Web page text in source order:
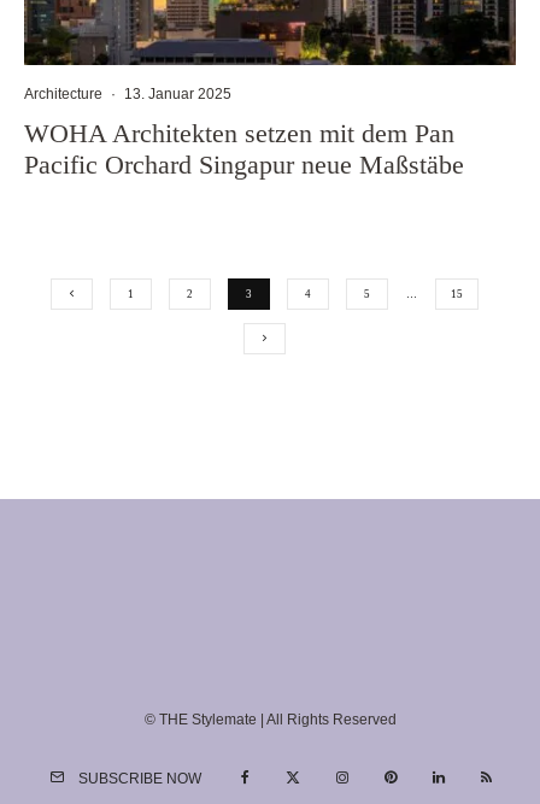
Architecture · 13. Januar 2025
WOHA Architekten setzen mit dem Pan
Pacific Orchard Singapur neue Maßstäbe
1 2 3 4 5 15
© THE Stylemate | All Rights Reserved
SUBSCRIBE NOW